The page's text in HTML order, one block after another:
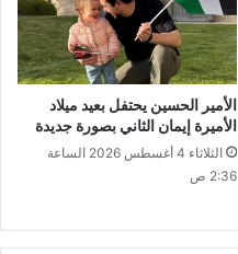
الأمير الحسين يحتفل بعيد ميلاد
الأميرة إيمان الثاني بصورة جديدة
الثلاثاء 4 أغسطس 2026 الساعة
2:36 ص